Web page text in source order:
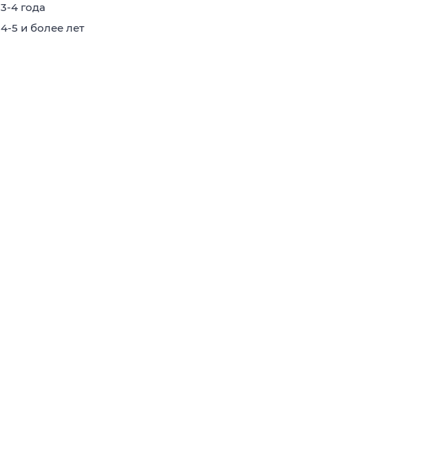
3-4 года
4-5 и более лет